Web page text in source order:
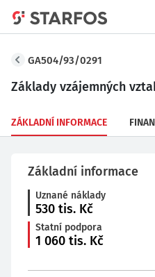
GA504/93/0291
Základy vzájemných
ZÁKLADNÍ INFORMACE
Základní informace
Uznané náklady
530 tis. Kč
Statní podpora
1 060 tis. Kč